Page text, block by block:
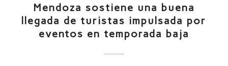
Mendoza sostiene una buena
llegada de turistas impulsada por
eventos en temporada baja